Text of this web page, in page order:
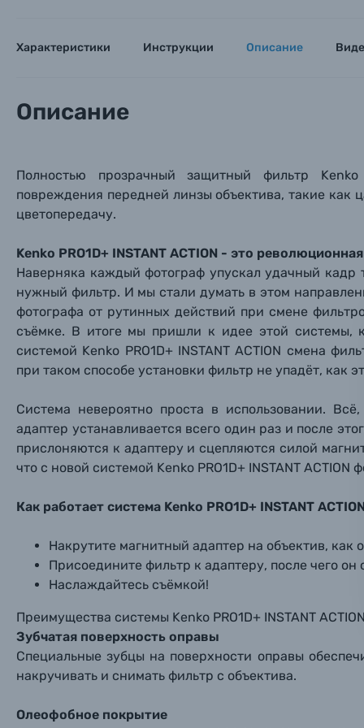
Имя
Тема
Ваш
Имя
Тема
Ваш
Пленочные фотоаппараты
Видеокамеры
Объективы для фотоаппаратов
Вспышки для фотоаппаратов
Аксессуары для фото и видеокамер
Электроника
Фоторамки
Книги о фотографии, альбомы известных
Солнцезащитные очки
Заказ
Вами с
Имя*
Номер
Характеристики Инструкции Описание
Описание
Полностью прозрачный защитный фильтр
повреждения передней линзы объектива, такие как
цветопередачу.
Kenko PRO1D+ INSTANT ACTION - это
Наверняка каждый фотограф упускал удачный кадр
нужный фильтр. И мы стали думать в этом
фотографа от рутинных действий при смене
съёмке. В итоге мы пришли к идее этой системы,
системой Kenko PRO1D+ INSTANT ACTION смена
при таком способе установки фильтр не упадёт, как
Система невероятно проста в использовании.
адаптер устанавливается всего один раз и после
прислоняются к адаптеру и сцепляются силой
что с новой системой Kenko PRO1D+ INSTANT ACTION
Как работает система Kenko PRO1D+ INSTANT
Накрутите магнитный адаптер на объектив, как
Присоедините фильтр к адаптеру, после чего
Наслаждайтесь съёмкой!
Преимущества системы Kenko PRO1D+ INSTANT ACTION
Зубчатая поверхность оправы
Специальные зубцы на поверхности оправы
накручивать и снимать фильтр с объектива.
Олеофобное покрытие
Имя
Тема
Ваш